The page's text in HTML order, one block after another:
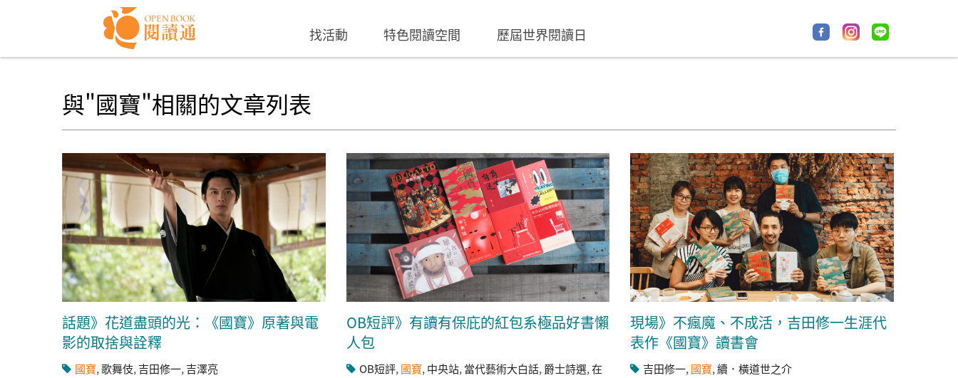
找活動 特色閱讀空間 歷屆世界閱讀日
與"國寶"相關的文章列表
話題》花道盡頭的光：《國寶》原著與電
影的取捨與詮釋
國寶,歌舞伎,吉田修一,吉澤亮
OB短評》有讀有保庇的紅包系極品好書懶
人包
OB短評,國寶,中央站,當代藝術大白話,爵士詩選,在
現場》不瘋魔、不成活，吉田修一生涯代
表作《國寶》讀書會
吉田修一,國寶,續．橫道世之介